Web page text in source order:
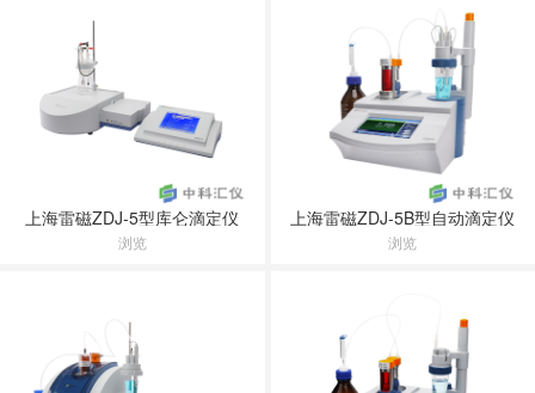
上海雷磁ZDJ-5型库仑滴定仪
浏览
上海雷磁ZDJ-5B型自动滴定仪
浏览